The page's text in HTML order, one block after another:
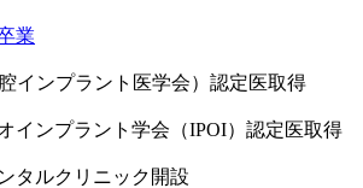
業
インプラント医学会）認定医取得
インプラント学会（IPOI）認定医取得
タルクリニック開設